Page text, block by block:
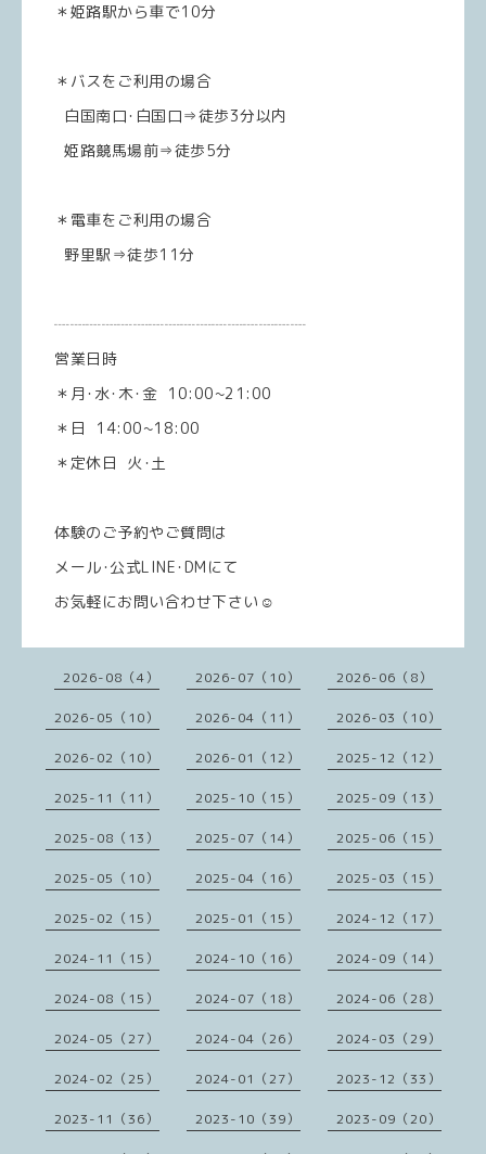
＊姫路駅から車で10分
＊バスをご利用の場合
白国南口･白国口⇒徒歩3分以内
姫路競馬場前⇒徒歩5分
＊電車をご利用の場合
野里駅⇒徒歩11分
┈┈┈┈┈┈┈┈┈┈┈┈┈┈┈┈
営業日時
＊月･水･木･金 10:00~21:00
＊日 14:00~18:00
＊定休日 火･土
体験のご予約やご質問は
メール･公式LINE･DMにて
お気軽にお問い合わせ下さい☺️
2026-08（4） 2026-07（10） 2026-06（8）
2026-05（10） 2026-04（11） 2026-03（10）
2026-02（10） 2026-01（12） 2025-12（12）
2025-11（11） 2025-10（15） 2025-09（13）
2025-08（13） 2025-07（14） 2025-06（15）
2025-05（10） 2025-04（16） 2025-03（15）
2025-02（15） 2025-01（15） 2024-12（17）
2024-11（15） 2024-10（16） 2024-09（14）
2024-08（15） 2024-07（18） 2024-06（28）
2024-05（27） 2024-04（26） 2024-03（29）
2024-02（25） 2024-01（27） 2023-12（33）
2023-11（36） 2023-10（39） 2023-09（20）